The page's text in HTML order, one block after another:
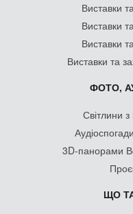
Виставки
Виставки
Виставки
Виставки та
ФОТО,
Світлини з
3D-панорами
ЩО